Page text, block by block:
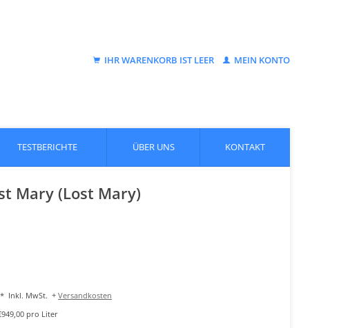
IHR WARENKORB IST LEER MEIN KONTO
TESTBERICHTE ÜBER UNS KONTAKT
Mary (Lost Mary)
* Inkl. MwSt. +Versandkosten
pro Liter